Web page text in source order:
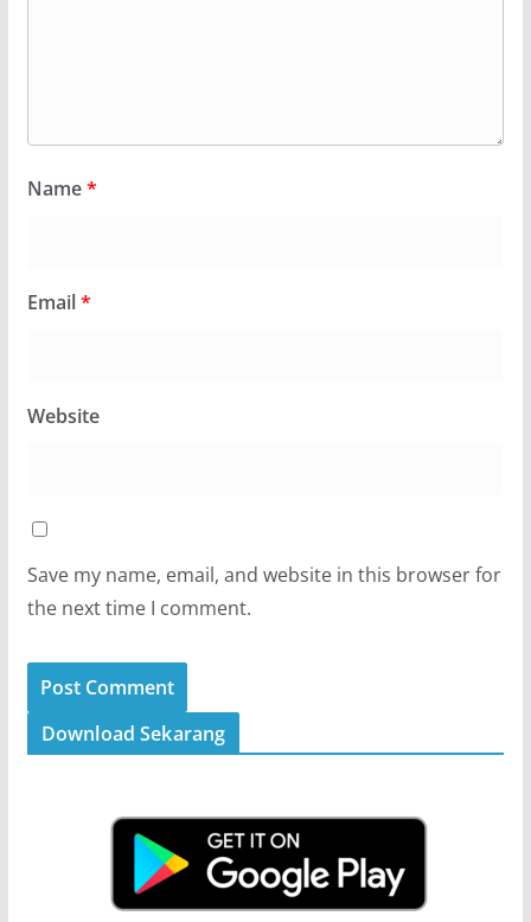
Name*
Email*
Website
Save my name, email, and website in this browser for
the next time I comment.
Download Sekarang